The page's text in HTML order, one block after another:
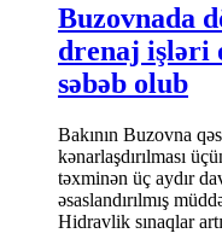
Buzovnada
drenaj işləri
səbəb olub
Bakının Buzovna
kənarlaşdırılması
təxminən üç aydır
əsaslandırılmış
Hidravlik sınaqlar